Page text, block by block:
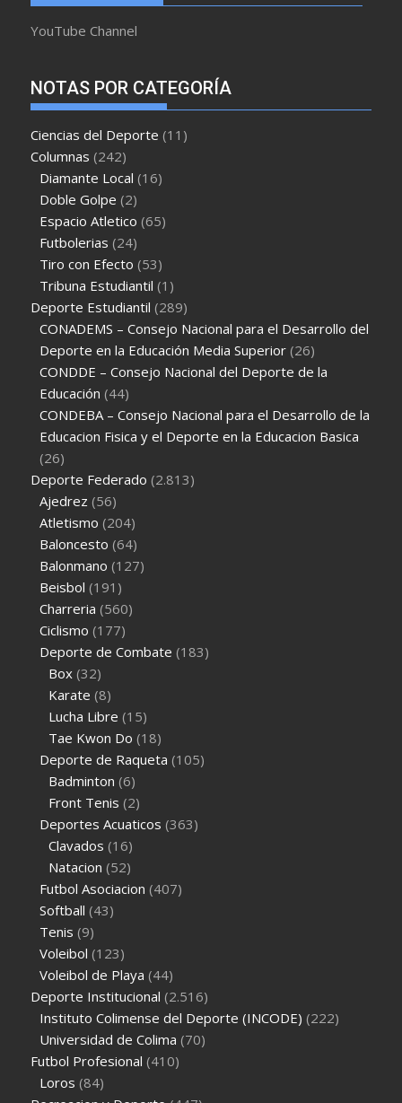
YouTube Channel
NOTAS POR CATEGORÍA
Ciencias del Deporte (11)
Columnas (242)
Diamante Local (16)
Doble Golpe (2)
Espacio Atletico (65)
Futbolerias (24)
Tiro con Efecto (53)
Tribuna Estudiantil (1)
Deporte Estudiantil (289)
CONADEMS – Consejo Nacional para el Desarrollo del
Deporte en la Educación Media Superior (26)
CONDDE – Consejo Nacional del Deporte de la
Educación (44)
CONDEBA – Consejo Nacional para el Desarrollo de la
Educacion Fisica y el Deporte en la Educacion Basica
(26)
Deporte Federado (2.813)
Ajedrez (56)
Atletismo (204)
Baloncesto (64)
Balonmano (127)
Beisbol (191)
Charreria (560)
Ciclismo (177)
Deporte de Combate (183)
Box (32)
Karate (8)
Lucha Libre (15)
Tae Kwon Do (18)
Deporte de Raqueta (105)
Badminton (6)
Front Tenis (2)
Deportes Acuaticos (363)
Clavados (16)
Natacion (52)
Futbol Asociacion (407)
Softball (43)
Tenis (9)
Voleibol (123)
Voleibol de Playa (44)
Deporte Institucional (2.516)
Instituto Colimense del Deporte (INCODE) (222)
Universidad de Colima (70)
Futbol Profesional (410)
Loros (84)